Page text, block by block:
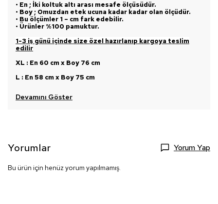
• En ; İki koltuk altı arası mesafe ölçüsüdür.
• Boy ; Omuzdan etek ucuna kadar kadar olan ölçüdür.
• Bu ölçümler 1 – cm fark edebilir.
• Ürünler %100 pamuktur.
1-3 iş günü içinde size özel hazırlanıp kargoya teslim
edilir
XL : En 60 cm x Boy 76 cm
L : En 58 cm x Boy 75 cm
Devamını Göster
Yorumlar Yorum Yap
Bu ürün için henüz yorum yapılmamış.